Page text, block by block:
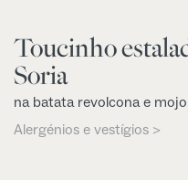
Toucinho
Soria
na batata revolcona e
Alergénios e vestígios >